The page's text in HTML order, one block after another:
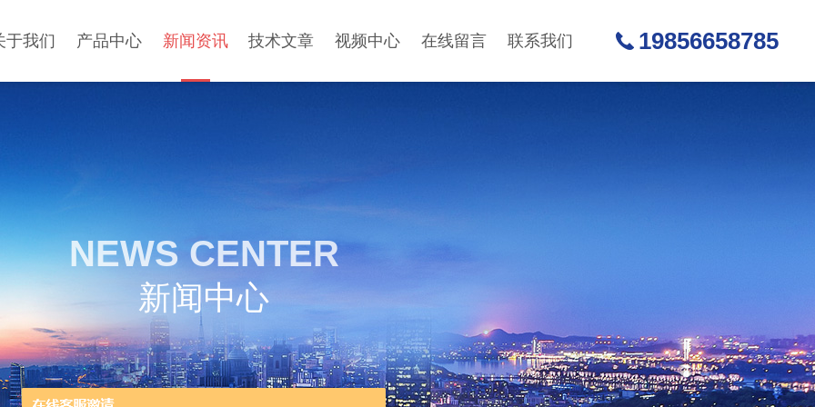
于我们 产品中心 新闻资讯 技术文章 视频中心 在线留言 联系我们 19856658785
NEWS CENTER
新闻中心